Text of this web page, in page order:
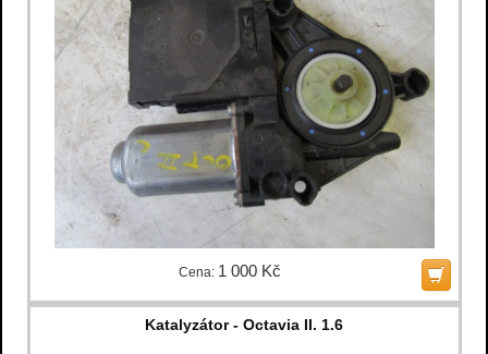
Cena: 1 000 Kč
Katalyzátor - Octavia II. 1.6